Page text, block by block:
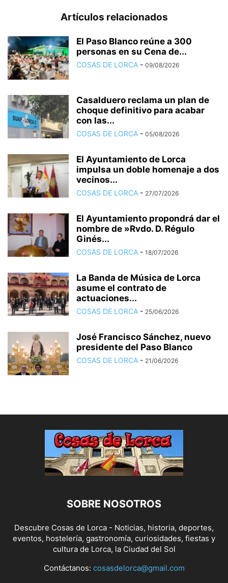
Artículos relacionados
El Paso Blanco reúne a 300
personas en su Cena de...
COSAS DE LORCA - 09/08/2026
Casalduero reclama un plan de
choque definitivo para acabar
con las...
COSAS DE LORCA - 05/08/2026
El Ayuntamiento de Lorca
impulsa un doble homenaje a dos
vecinos...
COSAS DE LORCA - 27/07/2026
El Ayuntamiento propondrá dar el
nombre de »Rvdo. D. Régulo
Ginés...
COSAS DE LORCA - 18/07/2026
La Banda de Música de Lorca
asume el contrato de
actuaciones...
COSAS DE LORCA - 25/06/2026
José Francisco Sánchez, nuevo
presidente del Paso Blanco
COSAS DE LORCA - 21/06/2026
SOBRE NOSOTROS
Descubre Cosas de Lorca - Noticias, historia, deportes,
eventos, hostelería, gastronomía, curiosidades, fiestas y
cultura de Lorca, la Ciudad del Sol
Contáctanos: cosasdelorca@gmail.com